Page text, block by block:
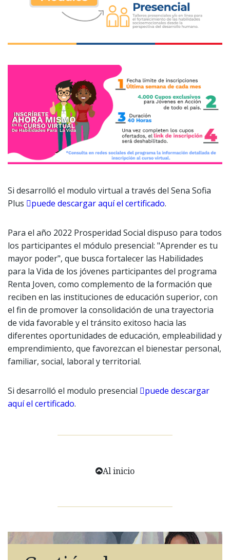
Si desarrolló el modulo virtual a través del Sena Sofia
Plus
puede descargar aquí el certificado.
Para el año 2022 Prosperidad Social dispuso para todos
los participantes el módulo presencial: "Aprender es tu
mayor poder", que busca fortalecer las Habilidades
para la Vida de los jóvenes participantes del programa
Renta Joven, como complemento de la formación que
reciben en las instituciones de educación superior, con
el fin de promover la consolidación de una trayectoria
de vida favorable y el tránsito exitoso hacia las
diferentes oportunidades de educación, empleabilidad y
emprendimiento, que favorezcan el bienestar personal,
familiar, social, laboral y territorial.
Si desarrolló el modulo presencial
puede descargar
aquí el certificado.
Al inicio